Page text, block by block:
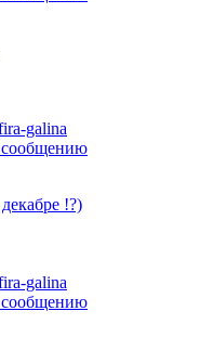
galina
!?)
galina